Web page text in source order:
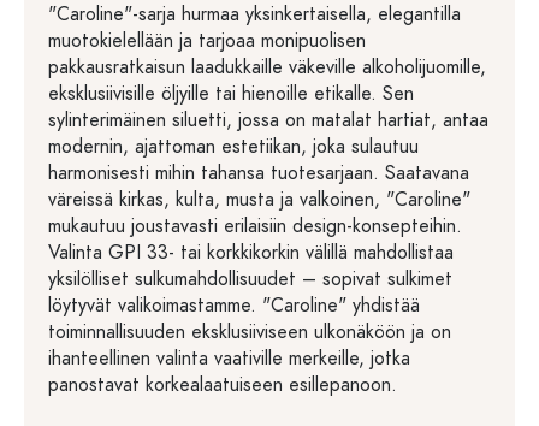
"Caroline"-sarja hurmaa yksinkertaisella, elegantilla
muotokielellään ja tarjoaa monipuolisen
pakkausratkaisun laadukkaille väkeville alkoholijuomille,
eksklusiivisille öljyille tai hienoille etikalle. Sen
sylinterimäinen siluetti, jossa on matalat hartiat, antaa
modernin, ajattoman estetiikan, joka sulautuu
harmonisesti mihin tahansa tuotesarjaan. Saatavana
väreissä kirkas, kulta, musta ja valkoinen, "Caroline"
mukautuu joustavasti erilaisiin design-konsepteihin.
Valinta GPI 33- tai korkkikorkin välillä mahdollistaa
yksilölliset sulkumahdollisuudet – sopivat sulkimet
löytyvät valikoimastamme. "Caroline" yhdistää
toiminnallisuuden eksklusiiviseen ulkonäköön ja on
ihanteellinen valinta vaativille merkeille, jotka
panostavat korkealaatuiseen esillepanoon.